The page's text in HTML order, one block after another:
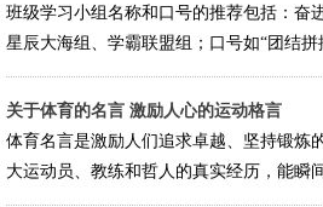
班级学习小组名称和口号的推荐包括：奋
星辰大海组、学霸联盟组；口号如“团结拼
关于体育的名言 激励人心的运动格言
体育名言是激励人们追求卓越、坚持锻炼
大运动员、教练和哲人的真实经历，能瞬